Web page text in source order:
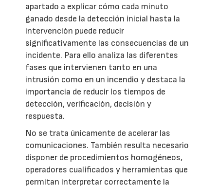
apartado a explicar cómo cada minuto
ganado desde la detección inicial hasta la
intervención puede reducir
significativamente las consecuencias de un
incidente. Para ello analiza las diferentes
fases que intervienen tanto en una
intrusión como en un incendio y destaca la
importancia de reducir los tiempos de
detección, verificación, decisión y
respuesta.
No se trata únicamente de acelerar las
comunicaciones. También resulta necesario
disponer de procedimientos homogéneos,
operadores cualificados y herramientas que
permitan interpretar correctamente la